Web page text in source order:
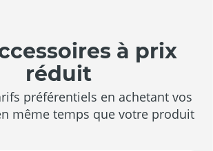
à prix
réduit
préférentiels en achetant vos
même temps que votre produit